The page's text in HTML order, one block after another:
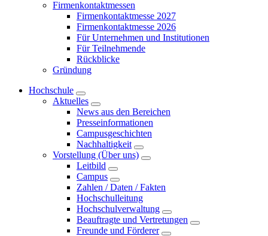
Firmenkontaktmessen
Firmenkontaktmesse 2027
Firmenkontaktmesse 2026
Für Unternehmen und Institutionen
Für Teilnehmende
Rückblicke
Gründung
Hochschule
Aktuelles
News aus den Bereichen
Presseinformationen
Campusgeschichten
Nachhaltigkeit
Vorstellung (Über uns)
Leitbild
Campus
Zahlen / Daten / Fakten
Hochschulleitung
Hochschulverwaltung
Beauftragte und Vertretungen
Freunde und Förderer